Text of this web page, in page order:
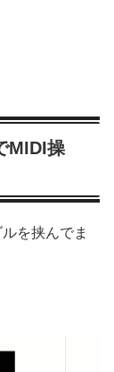
MIDI操
を挟んでま